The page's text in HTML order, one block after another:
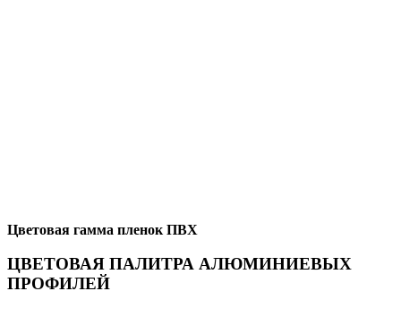
Цветовая гамма пленок ПВХ
ЦВЕТОВАЯ ПАЛИТРА АЛЮМИНИЕВЫХ
ПРОФИЛЕЙ